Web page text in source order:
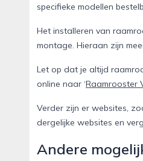
specifieke modellen
Het installeren van
montage. Hieraan zijn
Let op dat je altijd
online naar ‘Raamrooster
Verder zijn er websites,
dergelijke websites en
Andere